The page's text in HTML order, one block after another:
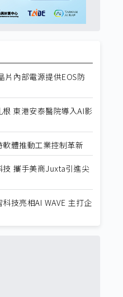
片內部電源提供EOS防
東港安泰醫院導入AI影
體推動工業控制革新
攜手美商Juxta引進尖
技亮相AI WAVE 主打企